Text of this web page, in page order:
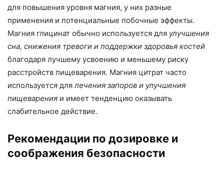
для повышения уровня магния, у них разные
применения и потенциальные побочные эффекты.
Магния глицинат обычно используется для улучшения
сна, снижения тревоги и поддержки здоровья костей
благодаря лучшему усвоению и меньшему риску
расстройств пищеварения. Магния цитрат часто
используется длялечения запоров и улучшения
пищеварения и имеет тенденцию оказывать
слабительное действие.
Рекомендации по дозировке и
соображения безопасности